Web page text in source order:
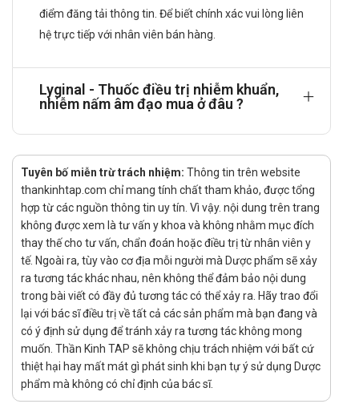
Thuốc Lyginal chống chỉ định dùng trong trường hợp sau:
Bệnh nhân loét biểu mô âm đạo và từng phần âm đạo.
Bệnh nhân bị mẫn cảm với các thành phần thuốc.
Tác dụng phụ của thuốc Lyginal
chảy máu âm đạo đã được báo cáo trong những trường hợp
riêng lẻ. Đối với những trường hợp này, bề mặt âm đạo đã bị
tổn thương trước đó có thể là do hậu quả của sự thiếu hụt
estrogen hoặc do tình trạng viêm nhiễm. Khi gặp phải dấu
hiệu này, bệnh nhân phải ngừng Lyginal và đến cơ sở y tế để
điều trị.
Cảnh báo khi sử dụng
Bệnh nhân không nên sử dụng vòi tắm âm đạo hoặc rửa âm
đạo trong khi điều trị.
Quá liều: Trường hợp dùng nhiều hơn 1 viên đặt âm đạo sẽ
không làm tăng hiệu quả của thuốc, ngược lại sẽ làm gia tăng
điểm đăng tải thông tin. Để biết chính xác vui lòng liên
hệ trực tiếp với nhân viên bán hàng.
Lyginal - Thuốc điều trị nhiễm khuẩn,
nhiễm nấm âm đạo mua ở đâu ?
Tuyên bố miễn trừ trách nhiệm: Thông tin trên website
thankinhtap.com chỉ mang tính chất tham khảo, được tổng
hợp từ các nguồn thông tin uy tín. Vì vậy. nội dung trên trang
không được xem là tư vấn y khoa và không nhằm mục đích
thay thế cho tư vấn, chẩn đoán hoặc điều trị từ nhân viên y
tế. Ngoài ra, tùy vào cơ địa mỗi người mà Dược phẩm sẽ xảy
ra tương tác khác nhau, nên không thể đảm bảo nội dung
trong bài viết có đầy đủ tương tác có thể xảy ra. Hãy trao đổi
lại với bác sĩ điều trị về tất cả các sản phẩm mà bạn đang và
có ý định sử dụng để tránh xảy ra tương tác không mong
muốn. Thần Kinh TAP sẽ không chịu trách nhiệm với bất cứ
thiệt hại hay mất mát gì phát sinh khi bạn tự ý sử dụng Dược
phẩm mà không có chỉ định của bác sĩ.